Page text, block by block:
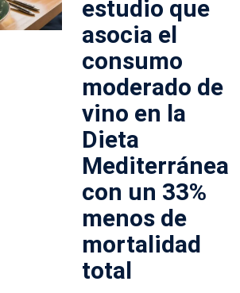
estudio que
asocia el
consumo
moderado de
vino en la
Dieta
Mediterránea
con un 33%
menos de
mortalidad
total